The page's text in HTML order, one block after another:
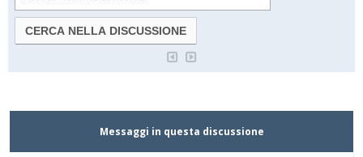
Messaggi in questa discussione